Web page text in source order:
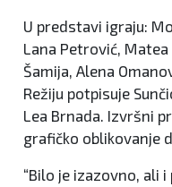
U predstavi igraju:
Lana Petrović, Matea
Šamija, Alena
Režiju potpisuje
Lea Brnada. Izvršni
grafičko oblikovanje
“Bilo je izazovno, ali